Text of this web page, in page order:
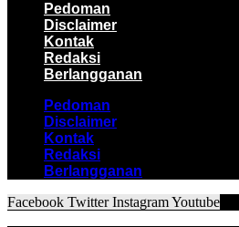
Pedoman
Disclaimer
Kontak
Redaksi
Berlangganan
Pedoman
Disclaimer
Kontak
Redaksi
Berlangganan
Facebook Twitter InstagramYoutube